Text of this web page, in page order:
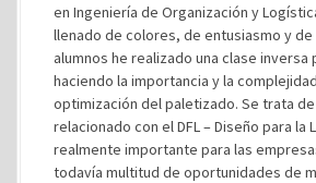
en Ingeniería de Organización y
llenado de colores, de entusiasmo y de
alumnos he realizado una clase inversa
haciendo la importancia y la
optimización del paletizado. Se trata
relacionado con el DFL – Diseño para la
realmente importante para las
todavía multitud de oportunidades de